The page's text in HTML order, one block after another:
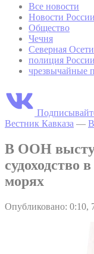
Все новости
Новости России
Общество
Чечня
Северная
полиция России
чрезвычайные
Вестник Кавказа —
В ООН
судоходство
морях
Опубликовано: 0:10,